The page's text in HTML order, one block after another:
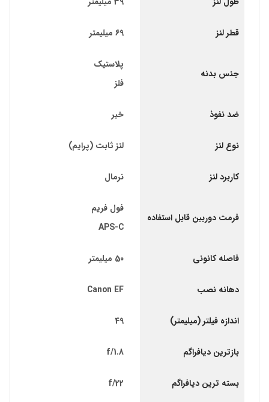
قطر لنز 69 میلیمتر
جنس بدنه
پلاستیک
فلز
ضد نفوذ خیر
نوع لنز لنز ثابت (پرایم)
کاربرد لنز نرمال
فرمت دوربین قابل استفاده
فول فریم
APS-C
فاصله کانونی 50 میلیمتر
دهانه نصب Canon EF
اندازه فیلتر (میلیمتر) 49
بازترین دیافراگم f/1.8
بسته ترین دیافراگم f/22